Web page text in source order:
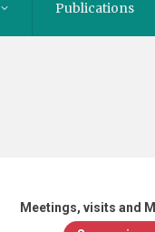
Publications
Meetings, visits and